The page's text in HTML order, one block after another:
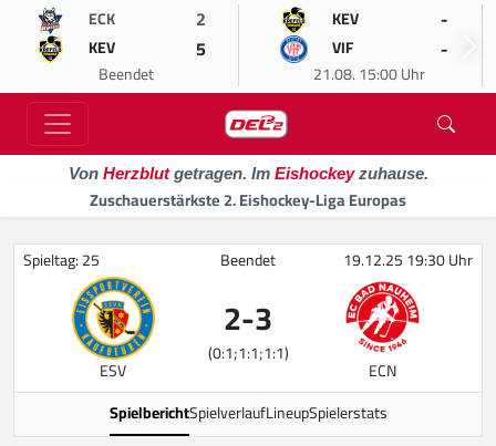
ECK 2
KEV 5
Beendet
KEV -
VIF -
21.08. 15:00 Uhr
Von Herzblutgetragen. Im Eishockeyzuhause.
Zuschauerstärkste 2. Eishockey-Liga Europas
Spieltag: 25 Beendet 19.12.25 19:30 Uhr
ESV
2-3
(0:1;1:1;1:1)
ECN
SpielberichtSpielverlaufLineupSpielerstats